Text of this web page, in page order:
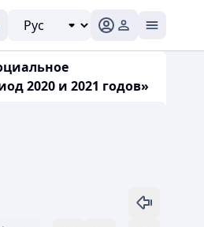
2020 и 2021 годов»